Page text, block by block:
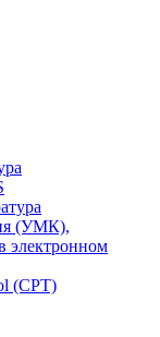
(УМК),
электронном
(CPT)